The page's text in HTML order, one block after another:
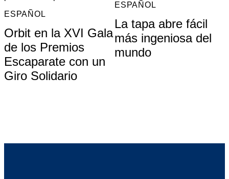
ESPAÑOL
Orbit en la XVI Gala
de los Premios
Escaparate con un
Giro Solidario
ESPAÑOL
La tapa abre fácil
más ingeniosa del
mundo